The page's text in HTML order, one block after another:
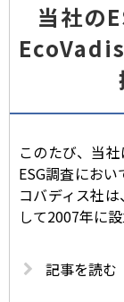
当社の
このたび、当
ESG調査にお
コバディス社
して2007年に
記事を読む